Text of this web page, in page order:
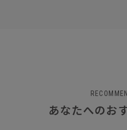
あなたへのお